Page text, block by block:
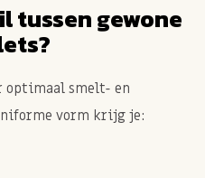
tussen gewone
optimaal smelt- en
vorm krijg je: